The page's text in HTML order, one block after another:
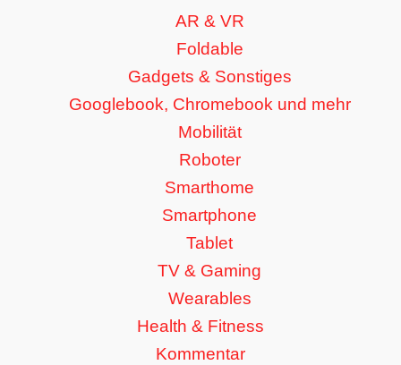
AR & VR
Foldable
Gadgets & Sonstiges
Googlebook, Chromebook und mehr
Mobilität
Roboter
Smarthome
Smartphone
Tablet
TV & Gaming
Wearables
Health & Fitness
Kommentar